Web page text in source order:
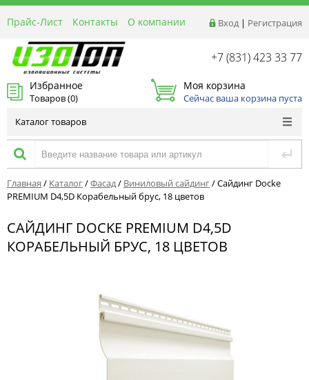
Вход | Регистрация
Прайс-Лист Контакты
О компании
Реквизиты
Доставка
Акции и Распродажи
Оптовым покупателям
+7 (831) 423 33 77
Избранное
Товаров (0)
Моя корзина
Сейчас ваша корзина пуста
Каталог товаров
Главная / Каталог/Фасад/ Виниловый сайдинг/Сайдинг Docke
PREMIUM D4,5D Корабельный брус, 18 цветов
САЙДИНГ DOCKE PREMIUM D4,5D
КОРАБЕЛЬНЫЙ БРУС, 18 ЦВЕТОВ